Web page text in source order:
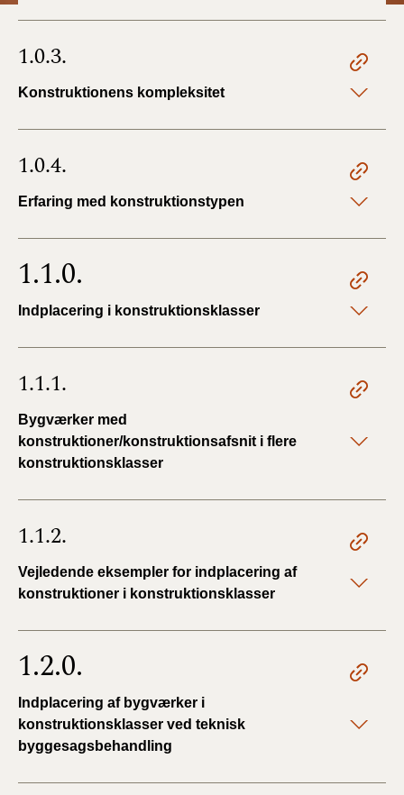
2018)
2010)
1.0.3.
Konstruktionens kompleksitet
1.0.4.
Erfaring med konstruktionstypen
1.1.0.
Indplacering i konstruktionsklasser
1.1.1.
Bygværker med
konstruktioner/konstruktionsafsnit i flere
konstruktionsklasser
1.1.2.
Vejledende eksempler for indplacering af
konstruktioner i konstruktionsklasser
1.2.0.
Indplacering af bygværker i
konstruktionsklasser ved teknisk
byggesagsbehandling